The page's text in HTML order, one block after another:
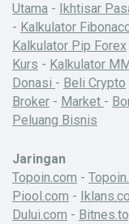
Utama - Ikhtisar
- Kalkulator
Kalkulator Pip Forex
Kurs - Kalkulator MM
Donasi - Beli Crypto
Broker - Market -
Peluang Bisnis
Jaringan
Topoin.com -
Piool.com -
Dului.com -